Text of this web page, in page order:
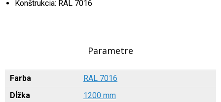
Konštrukcia: RAL 7016
Parametre
Farba
RAL 7016
Dĺžka
1200 mm